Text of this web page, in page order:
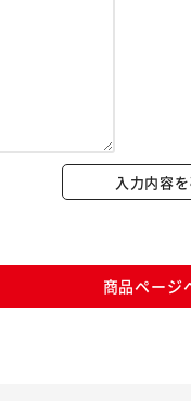
入力内容
商品ページ
カートに入れる